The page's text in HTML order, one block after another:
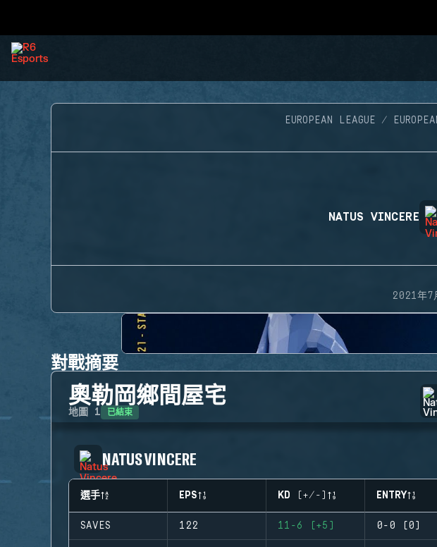
EUROPEAN LEAGUE
NATUS VINCERE
2021年
對戰摘要
奧勒岡鄉間屋宅
地圖 1 已結束
NATUS VINCERE
選手 EPS KD (+/-) ENTRY
SAVES 122 11-6 (+5) 0-0 (0)